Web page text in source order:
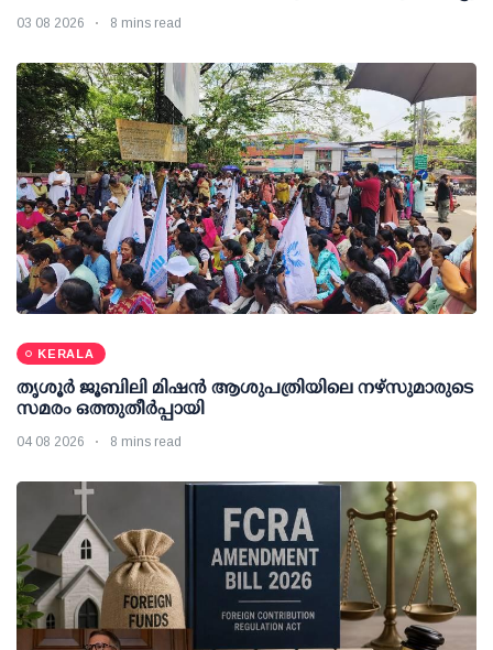
03 08 2026 8 mins read
KERALA
തൃശൂര്‍ ജൂബിലി മിഷന്‍ ആശുപത്രിയിലെ നഴ്സുമാരുടെ
സമരം ഒത്തുതീര്‍പ്പായി
04 08 2026 8 mins read